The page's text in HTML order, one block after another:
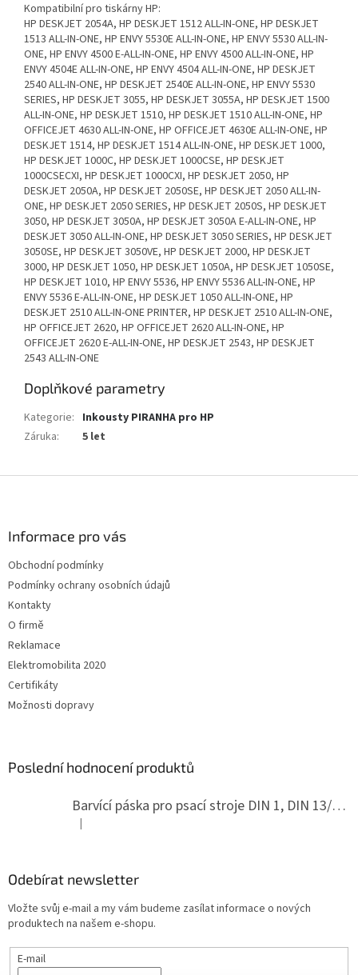
Kompatibilní pro tiskárny HP:
HP DESKJET 2054A, HP DESKJET 1512 ALL-IN-ONE, HP DESKJET
1513 ALL-IN-ONE, HP ENVY 5530E ALL-IN-ONE, HP ENVY 5530 ALL-IN-
ONE, HP ENVY 4500 E-ALL-IN-ONE, HP ENVY 4500 ALL-IN-ONE, HP
ENVY 4504E ALL-IN-ONE, HP ENVY 4504 ALL-IN-ONE, HP DESKJET
2540 ALL-IN-ONE, HP DESKJET 2540E ALL-IN-ONE, HP ENVY 5530
SERIES, HP DESKJET 3055, HP DESKJET 3055A, HP DESKJET 1500
ALL-IN-ONE, HP DESKJET 1510, HP DESKJET 1510 ALL-IN-ONE, HP
OFFICEJET 4630 ALL-IN-ONE, HP OFFICEJET 4630E ALL-IN-ONE, HP
DESKJET 1514, HP DESKJET 1514 ALL-IN-ONE, HP DESKJET 1000,
HP DESKJET 1000C, HP DESKJET 1000CSE, HP DESKJET
1000CSECXI, HP DESKJET 1000CXI, HP DESKJET 2050, HP
DESKJET 2050A, HP DESKJET 2050SE, HP DESKJET 2050 ALL-IN-
ONE, HP DESKJET 2050 SERIES, HP DESKJET 2050S, HP DESKJET
3050, HP DESKJET 3050A, HP DESKJET 3050A E-ALL-IN-ONE, HP
DESKJET 3050 ALL-IN-ONE, HP DESKJET 3050 SERIES, HP DESKJET
3050SE, HP DESKJET 3050VE, HP DESKJET 2000, HP DESKJET
3000, HP DESKJET 1050, HP DESKJET 1050A, HP DESKJET 1050SE,
HP DESKJET 1010, HP ENVY 5536, HP ENVY 5536 ALL-IN-ONE, HP
ENVY 5536 E-ALL-IN-ONE, HP DESKJET 1050 ALL-IN-ONE, HP
DESKJET 2510 ALL-IN-ONE PRINTER, HP DESKJET 2510 ALL-IN-ONE,
HP OFFICEJET 2620, HP OFFICEJET 2620 ALL-IN-ONE, HP
OFFICEJET 2620 E-ALL-IN-ONE, HP DESKJET 2543, HP DESKJET
2543 ALL-IN-ONE
Doplňkové parametry
Kategorie: Inkousty PIRANHA pro HP
Záruka: 5 let
Informace pro vás
Obchodní podmínky
Podmínky ochrany osobních údajů
Kontakty
O firmě
Reklamace
Elektromobilita 2020
Certifikáty
Možnosti dopravy
Poslední hodnocení produktů
Barvící páska pro psací stroje DIN 1, DIN 13/10, LAND, PA červenočerná
Hodnocení produktu je 5 z 5 hvězdiček.
|
Odebírat newsletter
Vložte svůj e-mail a my vám budeme zasílat informace o nových
produktech na našem e-shopu.
E-mail